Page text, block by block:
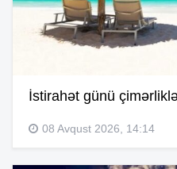
İstirahət günü
08 Avqust 2026, 14:14